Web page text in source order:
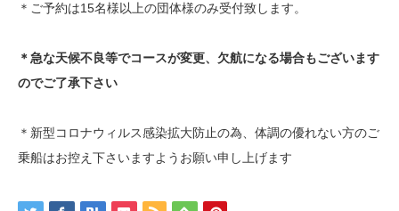
＊ご予約は15名様以上の団体様のみ受付致します。
＊急な天候不良等でコースが変更、欠航になる場合もございます
のでご了承下さい
＊新型コロナウィルス感染拡大防止の為、体調の優れない方のご
乗船はお控え下さいますようお願い申し上げます